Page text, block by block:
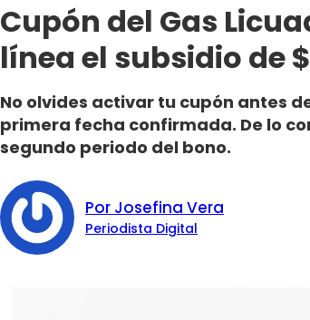
Cupón del Gas
línea el subsidio de
No olvides activar tu cupón antes
primera fecha confirmada. De lo
segundo periodo del bono.
Por Josefina Vera
Periodista Digital